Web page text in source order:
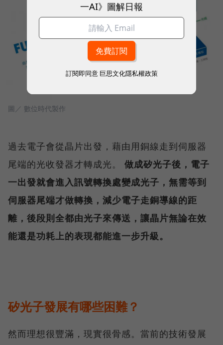
圖／ 數位時代製作
過去電子會從晶片出發，藉由用銅線走到伺服器
尾端的光收發器才轉成光。 做成矽光子後，電子
一出發就會進入訊號轉換處變成光子，無需等到
伺服器尾端才做轉換，減少電子走銅導線的距
離，後段則全都由光子來傳送，讓晶片無論在效
能還是功耗上的表現都能進一步升級。
矽光子發展有哪些困難？
然而理想很豐滿，現實很骨感。當前的技術發展
一AI》圖解日報
訂閱即同意 巨思文化隱私權政策